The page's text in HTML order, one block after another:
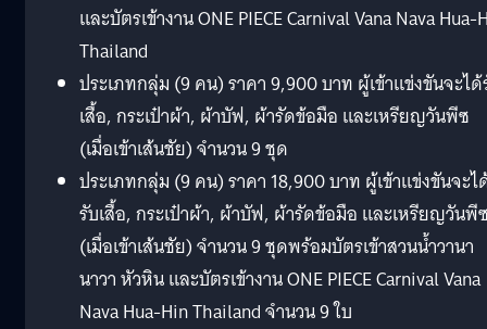
และบัตรเข้างาน ONE PIECE Carnival Vana Nava Hua-
Thailand
ประเภทกลุ่ม (9 คน) ราคา 9,900 บาท ผู้เข้าแข่งขันจะไ
เสื้อ, กระเป๋าผ้า, ผ้าบัฟ, ผ้ารัดข้อมือ และเหรียญวันพีซ
(เมื่อเข้าเส้นชัย) จำนวน 9 ชุด
ประเภทกลุ่ม (9 คน) ราคา 18,900 บาท ผู้เข้าแข่งขันจะไ
รับเสื้อ, กระเป๋าผ้า, ผ้าบัฟ, ผ้ารัดข้อมือ และเหรียญวันพี
(เมื่อเข้าเส้นชัย) จำนวน 9 ชุดพร้อมบัตรเข้าสวนน้ำวานา
นาวา หัวหิน และบัตรเข้างาน ONE PIECE Carnival Vana
Nava Hua-Hin Thailand จำนวน 9 ใบ